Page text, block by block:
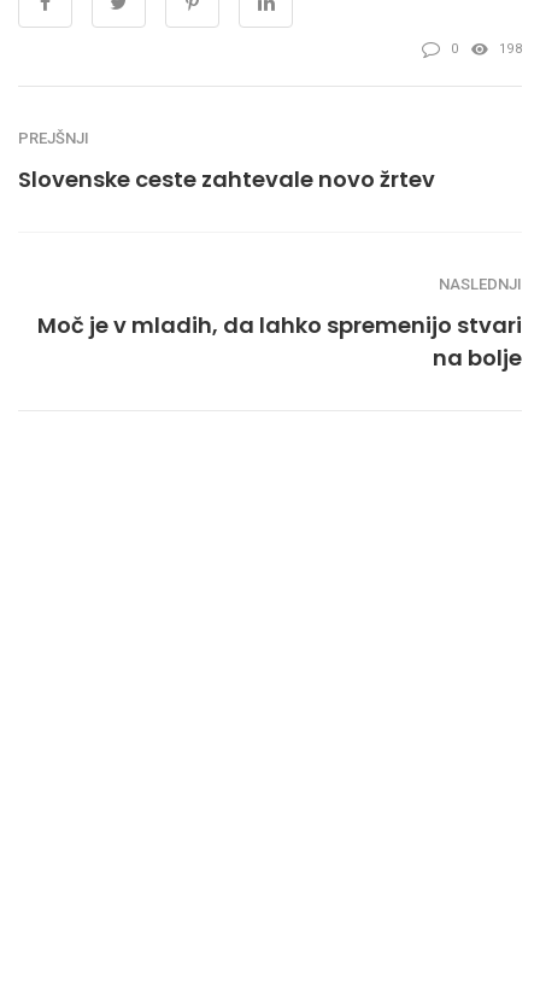
0 198
PREJŠNJI
Slovenske ceste zahtevale novo žrtev
NASLEDNJI
Moč je v mladih, da lahko spremenijo stvari
na bolje